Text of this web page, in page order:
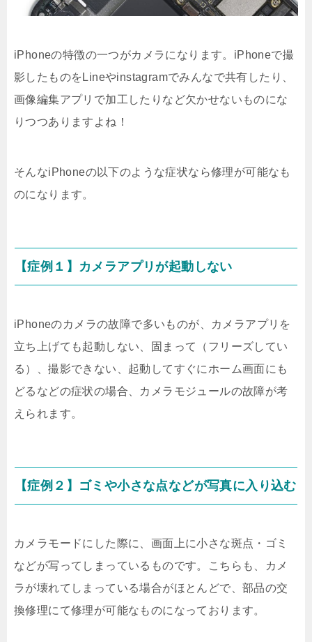
iPhoneの特徴の一つがカメラになります。iPhoneで撮
影したものをLineやinstagramでみんなで共有したり、
画像編集アプリで加工したりなど欠かせないものにな
りつつありますよね！
そんなiPhoneの以下のような症状なら修理が可能なも
のになります。
【症例１】カメラアプリが起動しない
iPhoneのカメラの故障で多いものが、カメラアプリを
立ち上げても起動しない、固まって（フリーズしてい
る）、撮影できない、起動してすぐにホーム画面にも
どるなどの症状の場合、カメラモジュールの故障が考
えられます。
【症例２】ゴミや小さな点などが写真に入り込む
カメラモードにした際に、画面上に小さな斑点・ゴミ
などが写ってしまっているものです。こちらも、カメ
ラが壊れてしまっている場合がほとんどで、部品の交
換修理にて修理が可能なものになっております。